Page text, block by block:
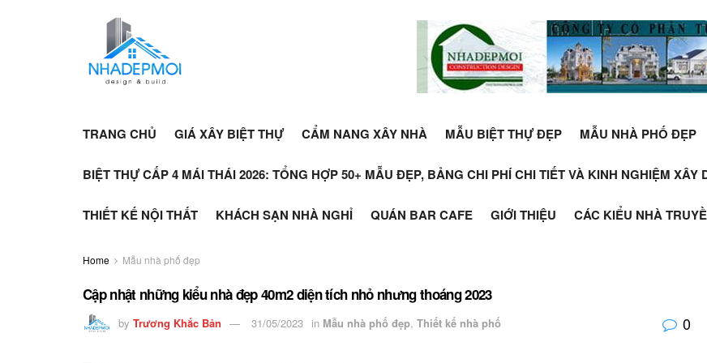
TRANG CHỦ GIÁ XÂY BIỆT THỰ CẨM NANG XÂY NHÀ MẪU BIỆT THỰ ĐẸP MẪU NHÀ PHỐ ĐẸP
BIỆT THỰ CẤP 4 MÁI THÁI 2026: TỔNG HỢP 50+ MẪU ĐẸP, BẢNG CHI PHÍ CHI TIẾT VÀ KINH NGHIỆM XÂY
THIẾT KẾ NỘI THẤT KHÁCH SẠN NHÀ NGHỈ QUÁN BAR CAFE GIỚI THIỆU CÁC KIỂU NHÀ
Home Mẫu nhà phố đẹp
Cập nhật những kiểu nhà đẹp 40m2 diện tích nhỏ nhưng thoáng 2023
by Trương Khắc Bản 31/05/2023 in Mẫu nhà phố đẹp, Thiết kế nhà phố 0